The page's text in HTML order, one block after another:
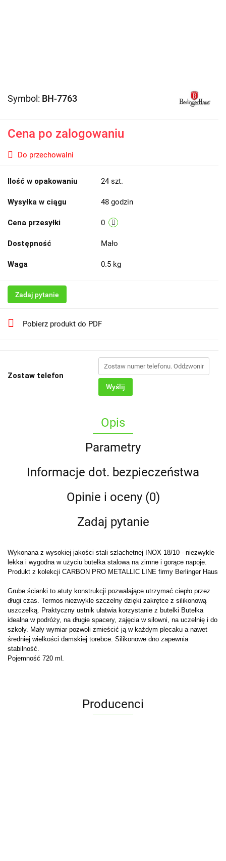
Symbol: BH-7763
Cena po zalogowaniu
Do przechowalni
Ilość w opakowaniu 24 szt.
Wysyłka w ciągu 48 godzin
Cena przesyłki 0
Dostępność Mało
Waga 0.5 kg
Zadaj pytanie
Pobierz produkt do PDF
Zostaw telefon
Wyślij
Opis
Parametry
Informacje dot. bezpieczeństwa
Opinie i oceny (0)
Zadaj pytanie
Wykonana z wysokiej jakości stali szlachetnej INOX 18/10 - niezwykle
lekka i wygodna w użyciu butelka stalowa na zimne i gorące napoje.
Produkt z kolekcji CARBON PRO METALLIC LINE firmy Berlinger Haus
Grube ścianki to atuty konstrukcji pozwalające utrzymać ciepło przez
długi czas. Termos niezwykle szczelny dzięki zakrętce z silikonową
uszczelką. Praktyczny ustnik ułatwia korzystanie z butelki Butelka
idealna w podróży, na długie spacery, zajęcia w siłowni, na uczelnię i do
szkoły. Mały wymiar pozwoli zmieścić ją w każdym plecaku a nawet
średniej wielkości damskiej torebce. Silikonowe dno zapewnia
stabilność.
Pojemność 720 ml.
Producenci